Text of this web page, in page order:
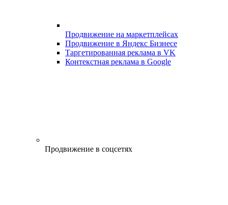
Продвижение на маркетплейсах
Продвижение в Яндекс Бизнесе
Таргетированная реклама в VK
Контекстная реклама в Google
Продвижение в соцсетях